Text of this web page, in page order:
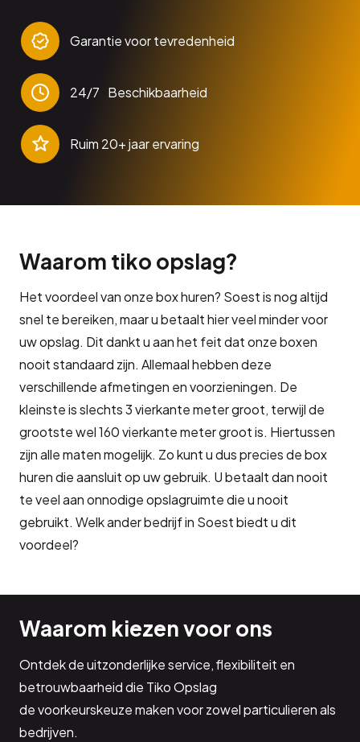
Garantie voor tevredenheid
24/7 Beschikbaarheid
Ruim 20+ jaar ervaring
Waarom tiko opslag?
Het voordeel van onze box huren? Soest is nog altijd
snel te bereiken, maar u betaalt hier veel minder voor
uw opslag. Dit dankt u aan het feit dat onze boxen
nooit standaard zijn. Allemaal hebben deze
verschillende afmetingen en voorzieningen. De
kleinste is slechts 3 vierkante meter groot, terwijl de
grootste wel 160 vierkante meter groot is. Hiertussen
zijn alle maten mogelijk. Zo kunt u dus precies de box
huren die aansluit op uw gebruik. U betaalt dan nooit
te veel aan onnodige opslagruimte die u nooit
gebruikt. Welk ander bedrijf in Soest biedt u dit
voordeel?
Waarom kiezen voor ons
Ontdek de uitzonderlijke service, flexibiliteit en
betrouwbaarheid die Tiko Opslag
de voorkeurskeuze maken voor zowel particulieren als
bedrijven.